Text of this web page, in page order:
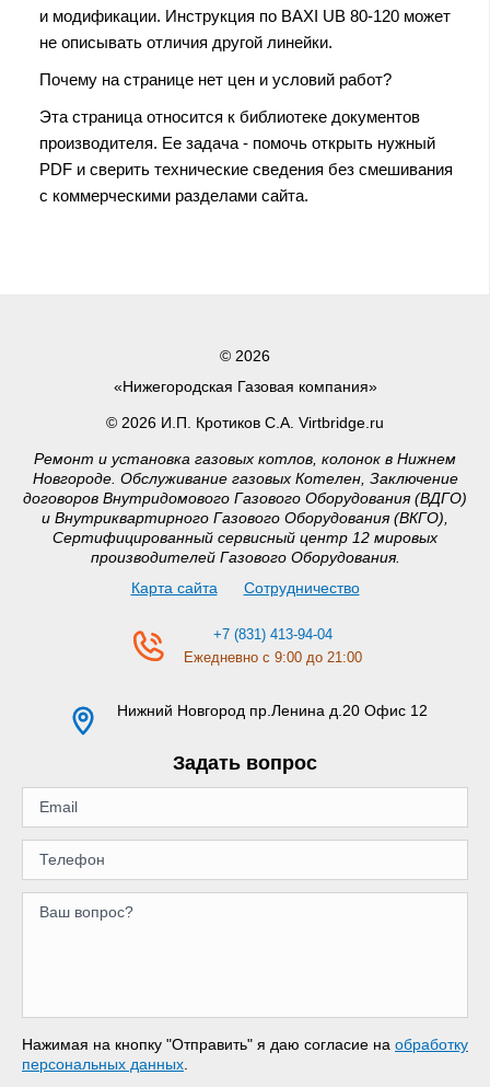
и модификации. Инструкция по BAXI UB 80-120 может
не описывать отличия другой линейки.
Почему на странице нет цен и условий работ?
Эта страница относится к библиотеке документов
производителя. Ее задача - помочь открыть нужный
PDF и сверить технические сведения без смешивания
с коммерческими разделами сайта.
© 2026
«Нижегородская Газовая компания»
© 2026 И.П. Кротиков С.А. Virtbridge.ru
Ремонт и установка газовых котлов, колонок в Нижнем
Новгороде. Обслуживание газовых Котелен, Заключение
договоров Внутридомового Газового Оборудования (ВДГО)
и Внутриквартирного Газового Оборудования (ВКГО),
Сертифицированный сервисный центр 12 мировых
производителей Газового Оборудования.
Карта сайта
Сотрудничество
+7 (831) 413-94-04
Ежедневно с 9:00 до 21:00
Нижний Новгород пр.Ленина д.20 Офис 12
Задать вопрос
Нажимая на кнопку "Отправить" я даю согласие на обработку
персональных данных